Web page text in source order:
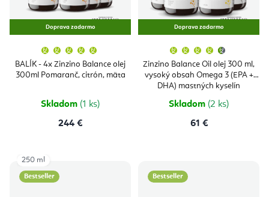
Doprava zadarmo
BALÍK - 4x Zinzino Balance olej
300ml Pomaranč, citrón, mäta
produktu
je
5,0
Skladom (1 ks)
244 €
Doprava zadarmo
Zinzino Balance Oil olej 300 ml,
vysoký obsah Omega 3 (EPA +
DHA) mastných kyselín
produktu
je
4,9
z
5
Skladom (2 ks)
61 €
Bestseller
250 ml
Bestseller